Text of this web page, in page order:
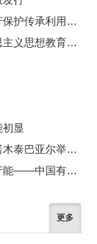
在习近平文化思想引领下文化和自然遗产保护传承利用工作开创新局面
伟大征程丨延安整风：一次深刻的马克思主义思想教育运动
显
中铝集团董事长段向东与蒙古国副总理诺木泰巴亚尔举行会谈
锻造无愧时代无愧使命的世界一流新质产能——中国有色金属工业的战略应对与破局之道（二）
更多